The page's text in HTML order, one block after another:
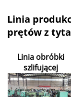
Linia
prętów z
Linia obróbki
szlifującej